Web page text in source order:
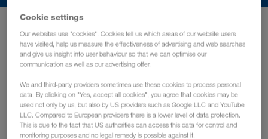
Cookie settings
Our websites use "cookies". Cookies tell us which areas of our website users
have visited, help us measure the effectiveness of advertising and web searches
and give us insight into user behaviour so that we can optimise our
communication as well as our advertising offer.
We and third-party providers sometimes use these cookies to process personal
data. By clicking on "Yes, accept all cookies", you agree that cookies may be
used not only by us, but also by US providers such as Google LLC and YouTube
LLC. Compared to European providers there is a lower level of data protection.
This is due to the fact that US authorities can access this data for control and
monitoring purposes and no legal remedy is possible against it.